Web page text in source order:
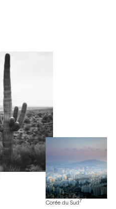
Corée du Sud 7